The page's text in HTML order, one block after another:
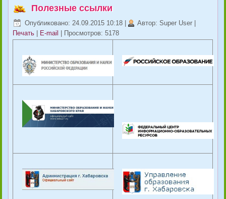
Полезные ссылки
Опубликовано: 24.09.2015 10:18 Автор: Super User
Печать
E-mail | Просмотров: 5178